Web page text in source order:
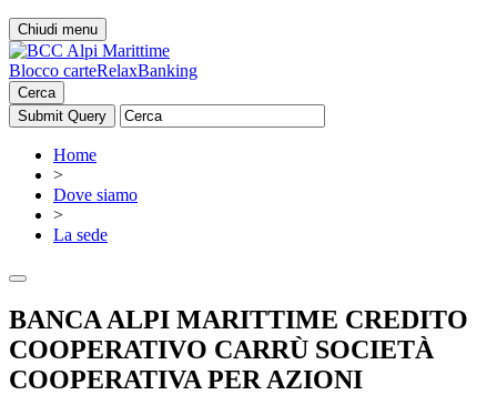
Chiudi menu
Blocco carteRelaxBanking
Cerca
Home
>
Dove siamo
>
La sede
BANCA ALPI MARITTIME CREDITO
COOPERATIVO CARRÙ SOCIETÀ
COOPERATIVA PER AZIONI